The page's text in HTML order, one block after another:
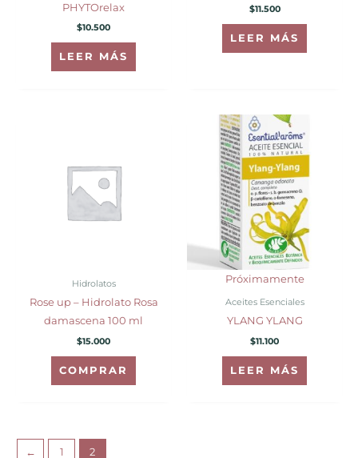
PHYTOrelax
$10.500
LEER MÁS
$11.500
LEER MÁS
Hidrolatos
Rose up – Hidrolato Rosa
damascena 100 ml
$15.000
COMPRAR
Próximamente
Aceites Esenciales
YLANG YLANG
$11.100
LEER MÁS
← 1 2